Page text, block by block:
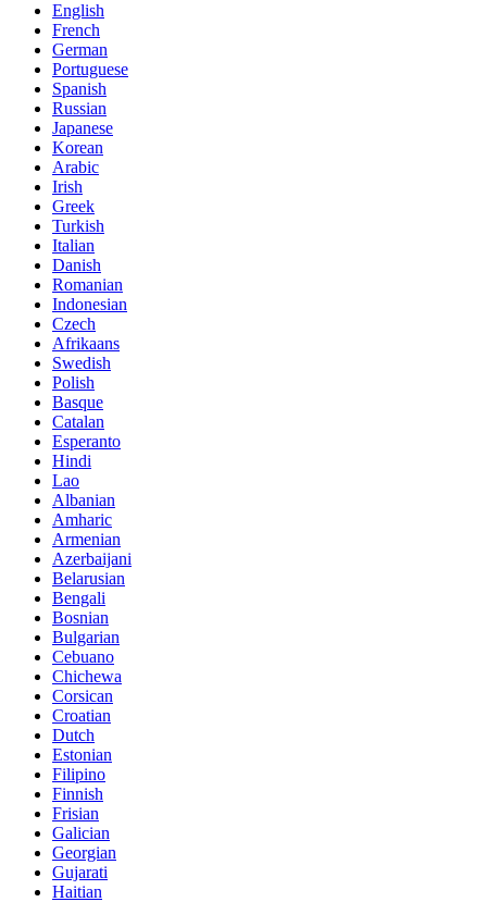
English
French
German
Portuguese
Spanish
Russian
Japanese
Korean
Arabic
Irish
Greek
Turkish
Italian
Danish
Romanian
Indonesian
Czech
Afrikaans
Swedish
Polish
Basque
Catalan
Esperanto
Hindi
Lao
Albanian
Amharic
Armenian
Azerbaijani
Belarusian
Bengali
Bosnian
Bulgarian
Cebuano
Chichewa
Corsican
Croatian
Dutch
Estonian
Filipino
Finnish
Frisian
Galician
Georgian
Gujarati
Haitian